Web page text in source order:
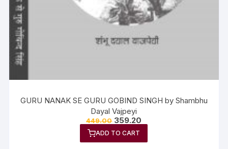
GURU NANAK SE GURU GOBIND SINGH by Shambhu
Dayal Vajpeyi
449.00 359.20
ADD TO CART